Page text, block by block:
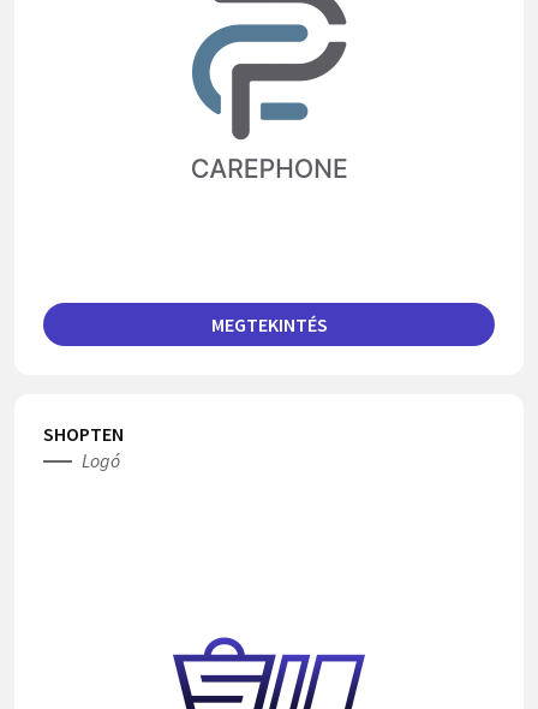
MEGTEKINTÉS
SHOPTEN
Logó